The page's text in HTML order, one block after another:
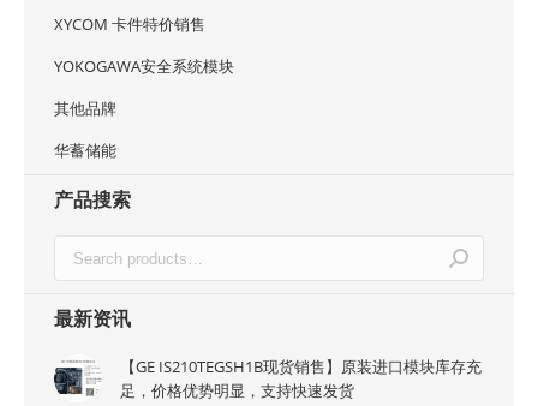
XYCOM 卡件特价销售
YOKOGAWA安全系统模块
其他品牌
华蓄储能
产品搜索
最新资讯
【GE IS210TEGSH1B现货销售】原装进口模块库存充
足，价格优势明显，支持快速发货